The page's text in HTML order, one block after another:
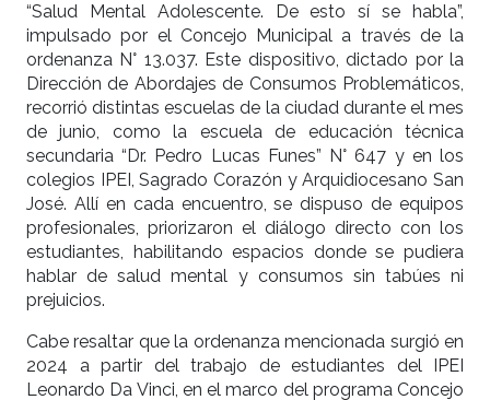
“Salud Mental Adolescente. De esto sí se habla”,
impulsado por el Concejo Municipal a través de la
ordenanza N° 13.037. Este dispositivo, dictado por la
Dirección de Abordajes de Consumos Problemáticos,
recorrió distintas escuelas de la ciudad durante el mes
de junio, como la escuela de educación técnica
secundaria “Dr. Pedro Lucas Funes” N° 647 y en los
colegios IPEI, Sagrado Corazón y Arquidiocesano San
José. Allí en cada encuentro, se dispuso de equipos
profesionales, priorizaron el diálogo directo con los
estudiantes, habilitando espacios donde se pudiera
hablar de salud mental y consumos sin tabúes ni
prejuicios.
Cabe resaltar que la ordenanza mencionada surgió en
2024 a partir del trabajo de estudiantes del IPEI
Leonardo Da Vinci, en el marco del programa Concejo